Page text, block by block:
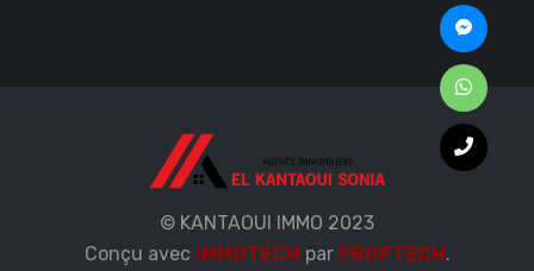
© KANTAOUI IMMO 2023
Conçu avec iMMOTECH par PROPTECH.